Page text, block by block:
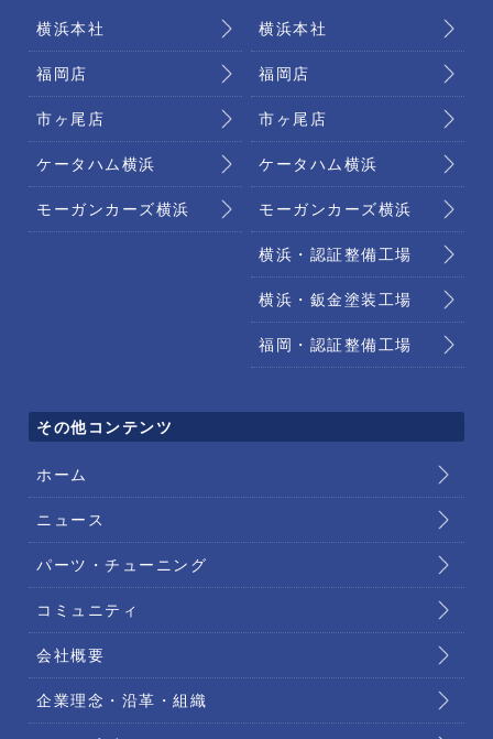
横浜本社
福岡店
市ヶ尾店
ケータハム横浜
モーガンカーズ横浜
横浜本社
福岡店
市ヶ尾店
ケータハム横浜
モーガンカーズ横浜
横浜・認証整備工場
横浜・鈑金塗装工場
福岡・認証整備工場
その他コンテンツ
ホーム
ニュース
パーツ・チューニング
コミュニティ
会社概要
企業理念・沿革・組織